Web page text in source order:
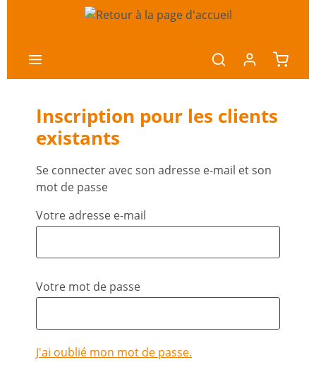
principal
Inscription pour les clients
existants
Se connecter avec son adresse e-mail et son
mot de passe
Votre adresse e-mail
Votre mot de passe
J'ai oublié mon mot de passe.